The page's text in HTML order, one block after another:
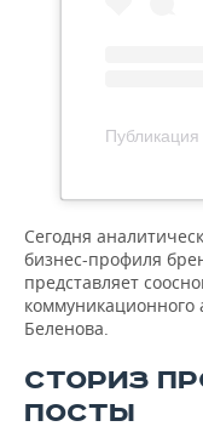
Сегодня
бизнес-профиля
представляет
коммуникационного
Беленова.
СТОРИЗ
ПОСТЫ